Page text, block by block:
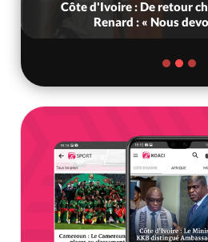
Côte d'Ivoire : De retour
Renard : « Nous